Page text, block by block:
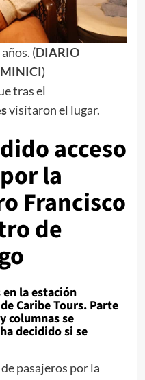
(DIARIO
)
tras el
visitaron el lugar.
acceso
la
Francisco
de
en la estación
Caribe Tours. Parte
columnas se
decidido si se